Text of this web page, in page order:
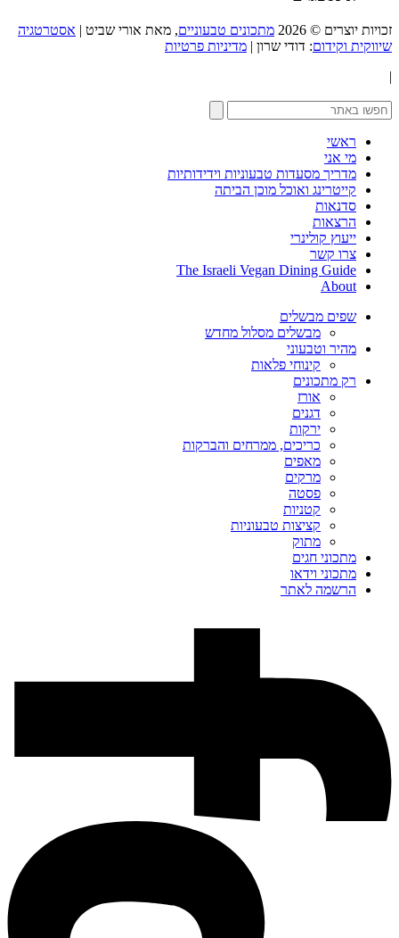
זכויות יוצרים © 2026 מתכונים טבעוניים, מאת אורי שביט | אסטרטגיה
שיווקית וקידום: דודי שרון | מדיניות פרטיות
|
ראשי
מי אני
מדריך מסעדות טבעוניות וידידותיות
קייטרינג ואוכל מוכן הביתה
סדנאות
הרצאות
ייעוץ קולינרי
צרו קשר
The Israeli Vegan Dining Guide
About
שפים מבשלים
מבשלים מסלול מחדש
מהיר וטבעוני
קינוחי פלאות
רק מתכונים
אורז
דגנים
ירקות
כריכים, ממרחים והברקות
מאפים
מרקים
פסטה
קטניות
קציצות טבעוניות
מתוק
מתכוני חגים
מתכוני וידאו
הרשמה לאתר